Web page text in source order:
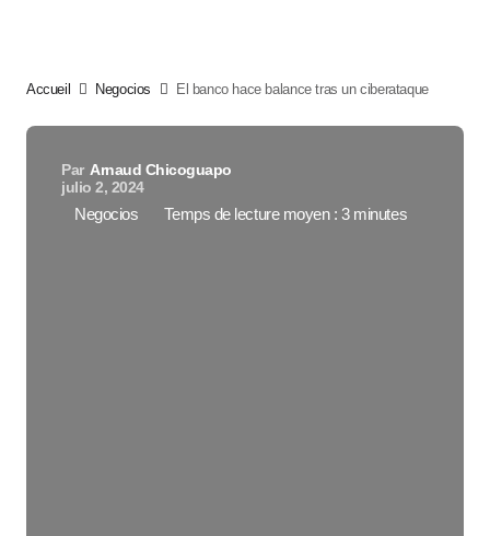
Accueil Negocios El banco hace balance tras un ciberataque
Par Arnaud Chicoguapo
julio 2, 2024
Negocios Temps de lecture moyen : 3 minutes